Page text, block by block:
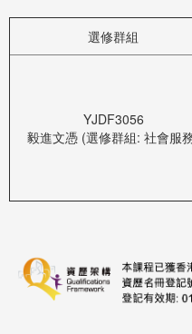
選修群組
YJDF3056
毅進文憑 (選修群組: 社會服